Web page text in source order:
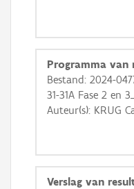
Basis Lagen
OSM-
GRB-
GRB-
Programma van
Bestand: 2024-
31-31A Fase 2 en
Auteur(s): KRUG
Verslag van